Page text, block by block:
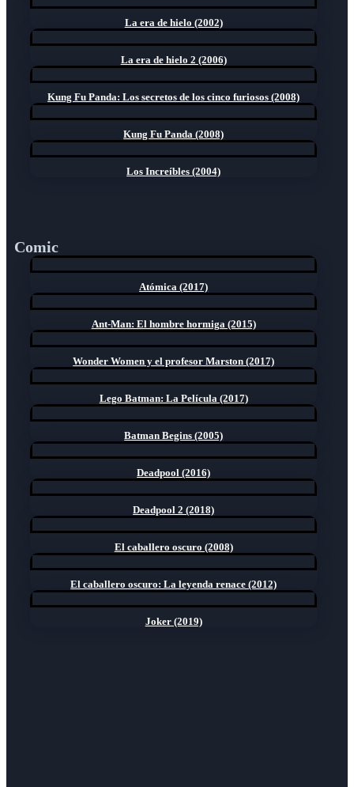
La era de hielo (2002)
La era de hielo 2 (2006)
Kung Fu Panda: Los secretos de los cinco furiosos (2008)
Kung Fu Panda (2008)
Los Increíbles (2004)
Comic
Atómica (2017)
Ant-Man: El hombre hormiga (2015)
Wonder Women y el profesor Marston (2017)
Lego Batman: La Película (2017)
Batman Begins (2005)
Deadpool (2016)
Deadpool 2 (2018)
El caballero oscuro (2008)
El caballero oscuro: La leyenda renace (2012)
Joker (2019)